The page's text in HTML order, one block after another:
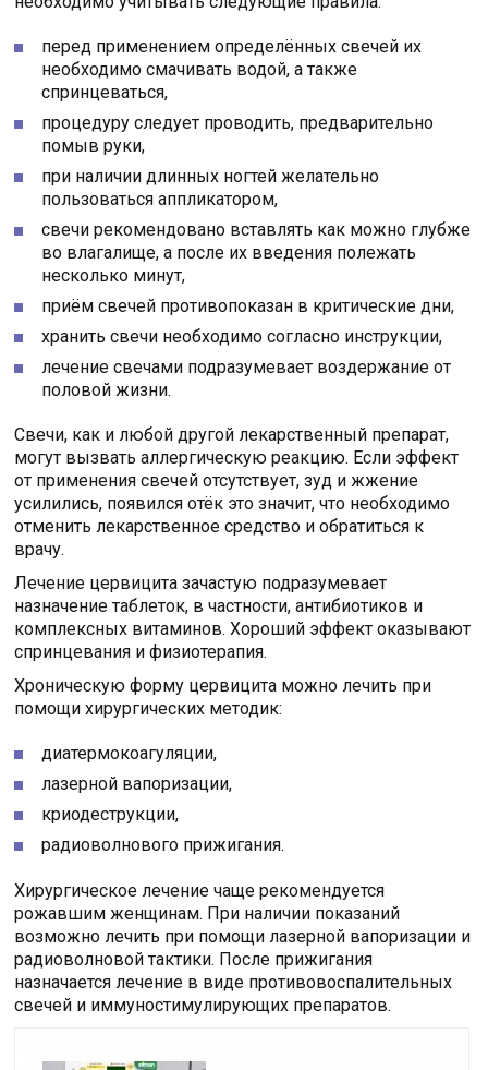
перед применением определённых свечей их
необходимо смачивать водой, а также
спринцеваться,
процедуру следует проводить, предварительно
помыв руки,
при наличии длинных ногтей желательно
пользоваться аппликатором,
свечи рекомендовано вставлять как можно глубже
во влагалище, а после их введения полежать
несколько минут,
приём свечей противопоказан в критические дни,
хранить свечи необходимо согласно инструкции,
лечение свечами подразумевает воздержание от
половой жизни.
Свечи, как и любой другой лекарственный препарат,
могут вызвать аллергическую реакцию. Если эффект
от применения свечей отсутствует, зуд и жжение
усилились, появился отёк это значит, что необходимо
отменить лекарственное средство и обратиться к
врачу.
Лечение цервицита зачастую подразумевает
назначение таблеток, в частности, антибиотиков и
комплексных витаминов. Хороший эффект оказывают
спринцевания и физиотерапия.
Хроническую форму цервицита можно лечить при
помощи хирургических методик:
диатермокоагуляции,
лазерной вапоризации,
криодеструкции,
радиоволнового прижигания.
Хирургическое лечение чаще рекомендуется
рожавшим женщинам. При наличии показаний
возможно лечить при помощи лазерной вапоризации и
радиоволновой тактики. После прижигания
назначается лечение в виде противовоспалительных
свечей и иммуностимулирующих препаратов.